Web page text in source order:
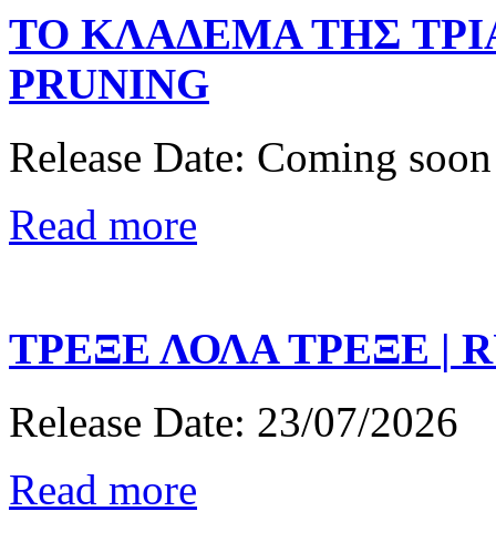
ΤΟ ΚΛΑΔΕΜΑ ΤΗΣ
PRUNING
Release Date: Coming soon
Read more
ΤΡΕΞΕ ΛΟΛΑ ΤΡΕΞΕ |
Release Date: 23/07/2026
Read more